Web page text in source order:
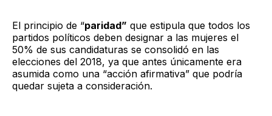
El principio de “paridad” que estipula que todos los
partidos políticos deben designar a las mujeres el
50% de sus candidaturas se consolidó en las
elecciones del 2018, ya que antes únicamente era
asumida como una “acción afirmativa” que podría
quedar sujeta a consideración.